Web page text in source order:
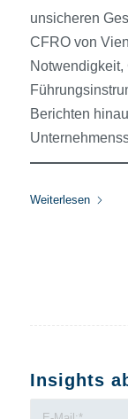
unsicheren
CFRO von
Berichten
Weiterlesen
Insights